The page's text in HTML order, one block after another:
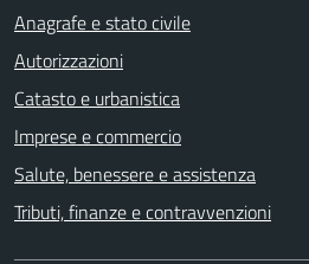
Anagrafe e stato civile
Autorizzazioni
Catasto e urbanistica
Imprese e commercio
Salute, benessere e assistenza
Tributi, finanze e contravvenzioni